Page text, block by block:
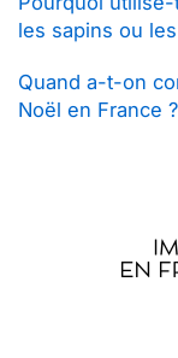
les sapins ou
Quand a-t-on
Noël en France ?